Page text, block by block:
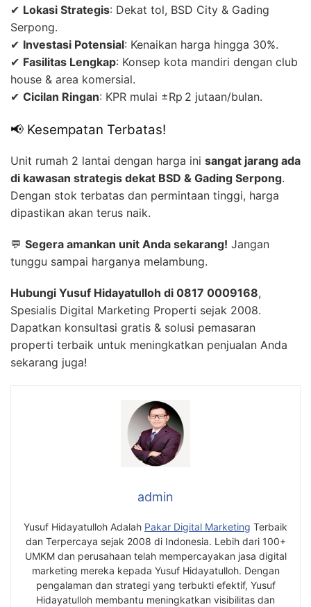
✔ Lokasi Strategis: Dekat tol, BSD City & Gading
Serpong.
✔ Investasi Potensial: Kenaikan harga hingga 30%.
✔ Fasilitas Lengkap: Konsep kota mandiri dengan club
house & area komersial.
✔ Cicilan Ringan: KPR mulai ±Rp 2 jutaan/bulan.
📢 Kesempatan Terbatas!
Unit rumah 2 lantai dengan harga ini sangat jarang ada
di kawasan strategis dekat BSD & Gading Serpong.
Dengan stok terbatas dan permintaan tinggi, harga
dipastikan akan terus naik.
💬 Segera amankan unit Anda sekarang! Jangan
tunggu sampai harganya melambung.
Hubungi Yusuf Hidayatulloh di 0817 0009168,
Spesialis Digital Marketing Properti sejak 2008.
Dapatkan konsultasi gratis & solusi pemasaran
properti terbaik untuk meningkatkan penjualan Anda
sekarang juga!
admin
Yusuf Hidayatulloh Adalah Pakar Digital Marketing Terbaik
dan Terpercaya sejak 2008 di Indonesia. Lebih dari 100+
UMKM dan perusahaan telah mempercayakan jasa digital
marketing mereka kepada Yusuf Hidayatulloh. Dengan
pengalaman dan strategi yang terbukti efektif, Yusuf
Hidayatulloh membantu meningkatkan visibilitas dan